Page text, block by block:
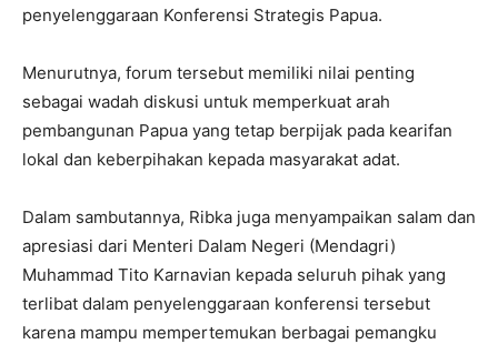
penyelenggaraan Konferensi Strategis Papua.
Menurutnya, forum tersebut memiliki nilai penting
sebagai wadah diskusi untuk memperkuat arah
pembangunan Papua yang tetap berpijak pada kearifan
lokal dan keberpihakan kepada masyarakat adat.
Dalam sambutannya, Ribka juga menyampaikan salam dan
apresiasi dari Menteri Dalam Negeri (Mendagri)
Muhammad Tito Karnavian kepada seluruh pihak yang
terlibat dalam penyelenggaraan konferensi tersebut
karena mampu mempertemukan berbagai pemangku